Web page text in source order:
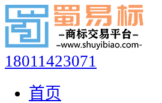
18011423071
首页